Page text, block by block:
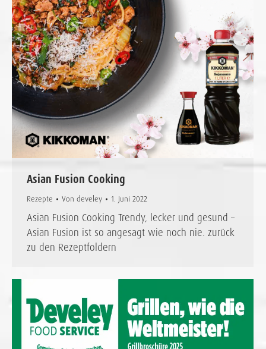
Asian Fusion Cooking
Rezepte Von develey 1. Juni 2022
Asian Fusion Cooking Trendy, lecker und gesund –
Asian Fusion ist so angesagt wie noch nie. zurück
zu den Rezeptfoldern